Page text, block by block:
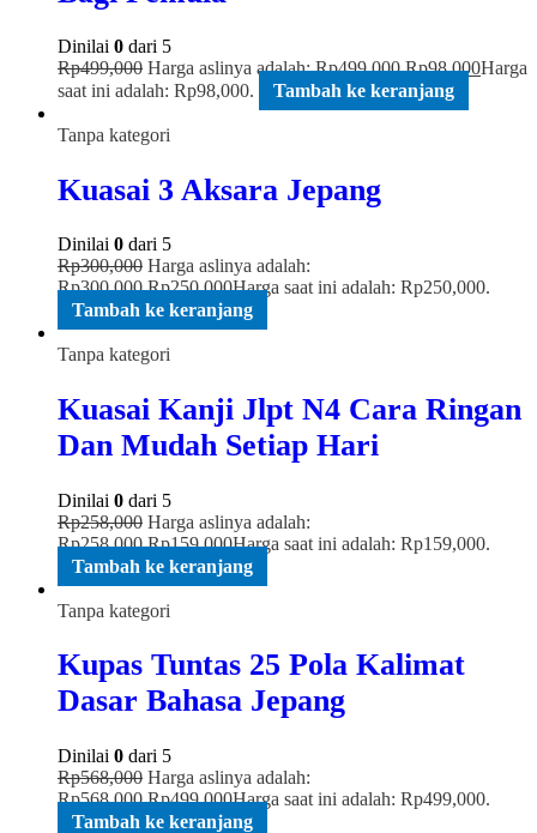
Dinilai 0 dari 5
Rp499,000 Harga aslinya adalah: Rp499,000.Rp98,000Harga
saat ini adalah: Rp98,000.
Tambah ke keranjang
Tanpa kategori
Kuasai 3 Aksara Jepang
Dinilai 0 dari 5
Rp300,000 Harga aslinya adalah:
Rp300,000.Rp250,000Harga saat ini adalah: Rp250,000.
Tambah ke keranjang
Tanpa kategori
Kuasai Kanji Jlpt N4 Cara Ringan
Dan Mudah Setiap Hari
Dinilai 0 dari 5
Rp258,000 Harga aslinya adalah:
Rp258,000.Rp159,000Harga saat ini adalah: Rp159,000.
Tambah ke keranjang
Tanpa kategori
Kupas Tuntas 25 Pola Kalimat
Dasar Bahasa Jepang
Dinilai 0 dari 5
Rp568,000 Harga aslinya adalah:
Rp568,000.Rp499,000Harga saat ini adalah: Rp499,000.
Tambah ke keranjang